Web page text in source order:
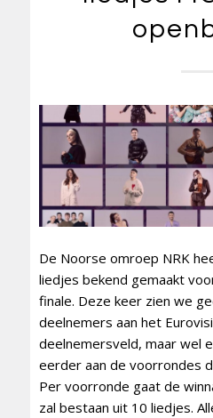
De Noorse omroep NRK
liedjes bekend gemaakt
finale. Deze keer zien we
deelnemers aan het
deelnemersveld, maar wel
eerder aan de voorrondes
Per voorronde gaat de
zal bestaan uit 10 liedjes.